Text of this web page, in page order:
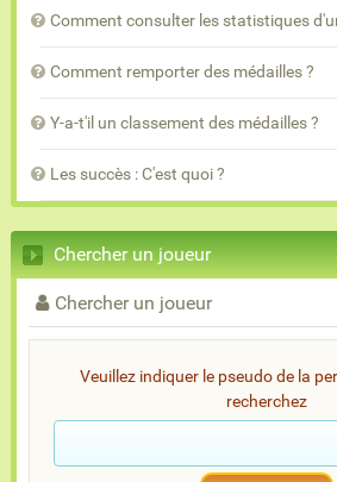
Comment consulter les statistiques
Comment remporter des médailles ?
Y-a-t'il un classement des médailles ?
Les succès : C'est quoi ?
Chercher un joueur
Chercher un joueur
Veuillez indiquer le pseudo de la
recherchez